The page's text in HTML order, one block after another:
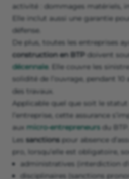
activité : dommages matériels,
Elle inclut aussi une garantie
défense.
De plus, toutes les entreprises
construction en BTP doivent
décennale. Elle couvre les
solidité de l’ouvrage, pendant 10
des travaux.
Applicable quel que soit le
l’entreprise, cette assurance
aux micro-entrepreneurs du BTP.
Les sanctions pour absence
pro, lorsqu’elle est obligatoire,
administratives (interdiction
disciplinaires (sanctions